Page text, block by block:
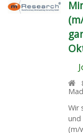
Wir
und
(m/